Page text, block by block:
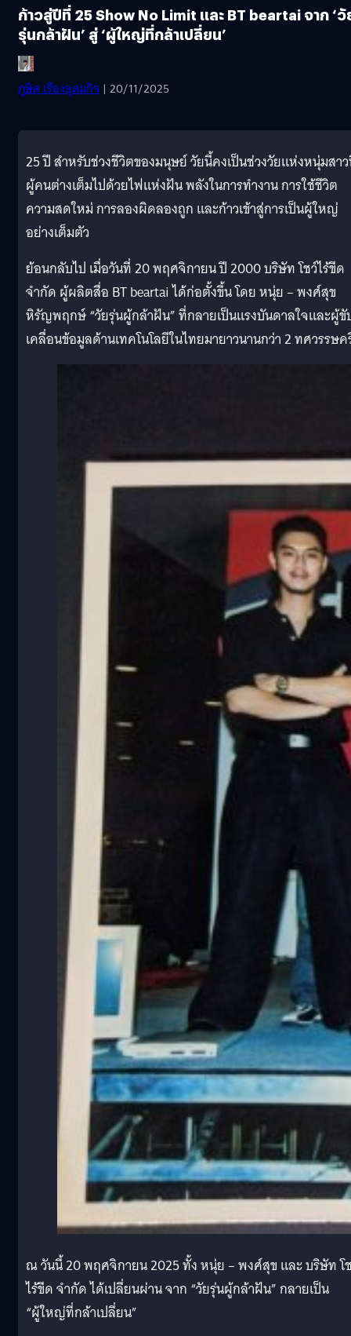
ก้าวสู่ปีที่ 25 Show No Limit และ BT beartai จาก ‘วั
รุ่นกล้าฝัน’ สู่ ‘ผู้ใหญ่ที่กล้าเปลี่ยน’
ภูษิต เรืองอุดมกิจ | 20/11/2025
25 ปี สำหรับช่วงชีวิตของมนุษย์ วัยนี้คงเป็นช่วงวัยแห่งหนุ่มสา
ผู้คนต่างเต็มไปด้วยไฟแห่งฝัน พลังในการทำงาน การใช้ชีวิต
ความสดใหม่ การลองผิดลองถูก และก้าวเข้าสู่การเป็นผู้ใหญ่
อย่างเต็มตัว
ย้อนกลับไป เมื่อวันที่ 20 พฤศจิกายน ปี 2000 บริษัท โชว์ไร้ขีด
จำกัด ผู้ผลิตสื่อ BT beartai ได้ก่อตั้งขึ้น โดย หนุ่ย – พงศ์สุข
หิรัญพฤกษ์ “วัยรุ่นผู้กล้าฝัน” ที่กลายเป็นแรงบันดาลใจและผู้ขั
เคลื่อนข้อมูลด้านเทคโนโลยีในไทยมายาวนานกว่า 2 ทศวรรษค
ณ วันนี้ 20 พฤศจิกายน 2025 ทั้ง หนุ่ย – พงศ์สุข และ บริษัท โ
ไร้ขีด จำกัด ได้เปลี่ยนผ่าน จาก “วัยรุ่นผู้กล้าฝัน” กลายเป็น
“ผู้ใหญ่ที่กล้าเปลี่ยน”